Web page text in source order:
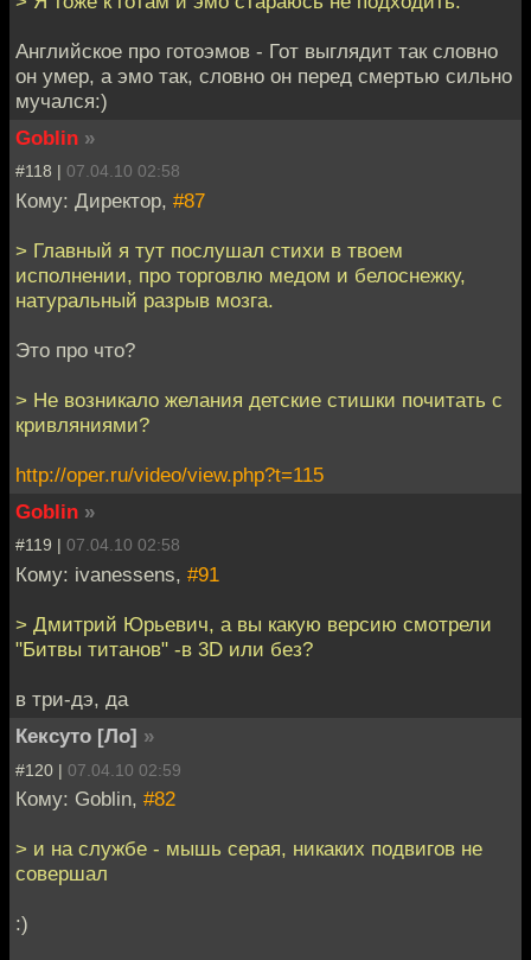
Английское про готоэмов - Гот выглядит так словно
он умер, а эмо так, словно он перед смертью сильно
мучался:)
Goblin »
#118 | 07.04.10 02:58
Кому: Директор, #87
> Главный я тут послушал стихи в твоем
исполнении, про торговлю медом и белоснежку,
натуральный разрыв мозга.
Это про что?
> Не возникало желания детские стишки почитать с
кривляниями?
http://oper.ru/video/view.php?t=115
Goblin »
#119 | 07.04.10 02:58
Кому: ivanessens, #91
> Дмитрий Юрьевич, а вы какую версию смотрели
"Битвы титанов" -в 3D или без?
в три-дэ, да
Кексуто [Ло] »
#120 | 07.04.10 02:59
Кому: Goblin, #82
> и на службе - мышь серая, никаких подвигов не
совершал
:)